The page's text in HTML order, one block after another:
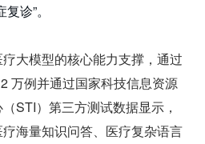
诊”。
大模型的核心能力支撑，通过
万例并通过国家科技信息资源
STI）第三方测试数据显示，
海量知识问答、医疗复杂语言